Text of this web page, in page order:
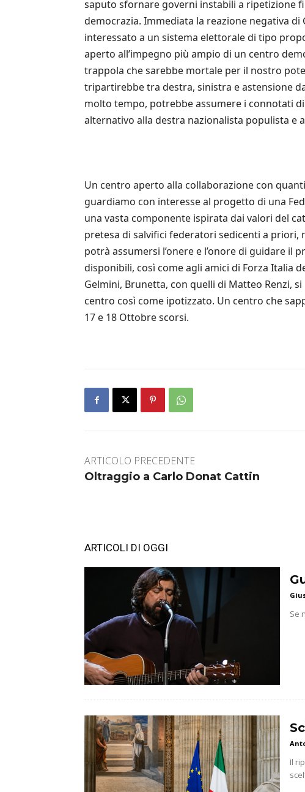
saputo sfornare governi instabili a ripetizione
democrazia. Immediata la reazione negativa
interessato a un sistema elettorale di tipo
aperto all’impegno più ampio di un centro
trappola che sarebbe mortale per il nostro
tripartirebbe tra destra, sinistra e astensione
molto tempo, potrebbe assumere i connotati
alternativo alla destra nazionalista populista e
Un centro aperto alla collaborazione con
guardiamo con interesse al progetto di una
una vasta componente ispirata dai valori del
pretesa di salvifici federatori sedicenti a priori,
potrà assumersi l’onere e l’onore di guidare il
disponibili, così come agli amici di Forza Italia
Gelmini, Brunetta, con quelli di Matteo Renzi,
centro così come ipotizzato. Un centro che
17 e 18 Ottobre scorsi.
ARTICOLO PRECEDENTE
Oltraggio a Carlo Donat Cattin
ARTICOLI DI OGGI
Se
Il